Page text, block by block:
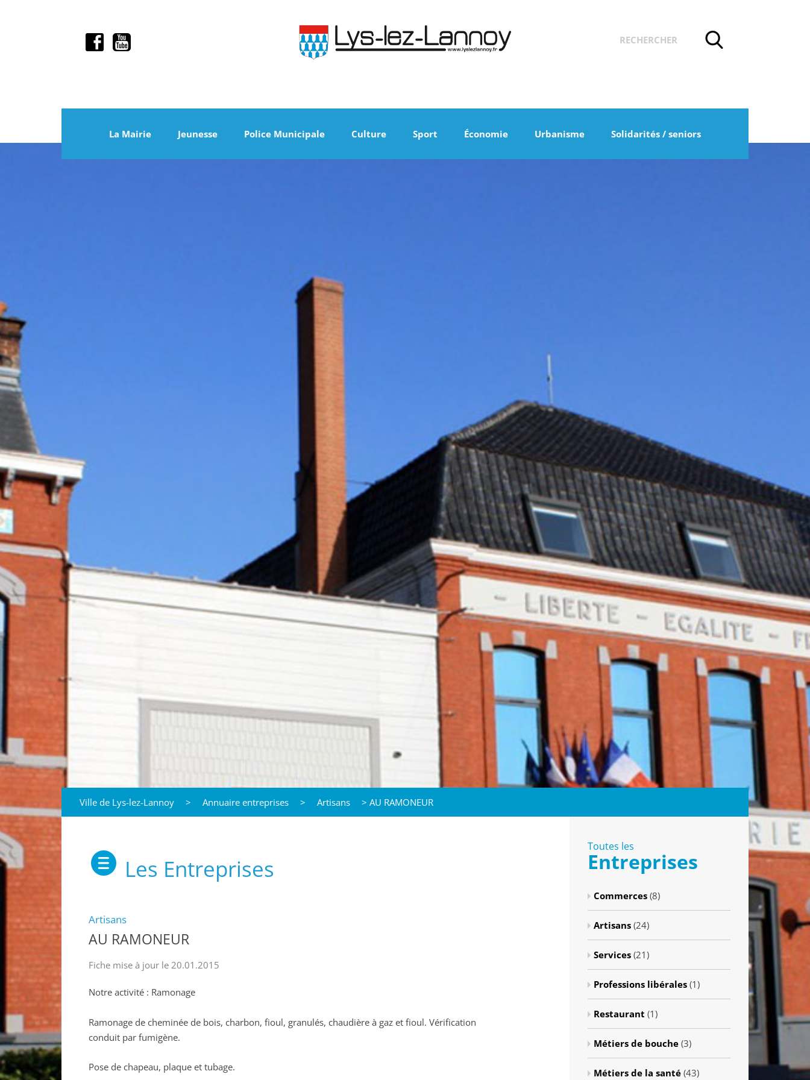
La Mairie Jeunesse Police Municipale Culture Sport Économie Urbanisme Solidarités / seniors
Ville de Lys-lez-Lannoy > Annuaire entreprises > Artisans > AU RAMONEUR
Les Entreprises
Artisans
AU RAMONEUR
Fiche mise à jour le 20.01.2015
Notre activité : Ramonage
Ramonage de cheminée de bois, charbon, fioul, granulés, chaudière à gaz et fioul. Vérification
conduit par fumigène.
Pose de chapeau, plaque et tubage.
Toutes les
Entreprises
Commerces (8)
Artisans (24)
Services (21)
Professions libérales (1)
Restaurant (1)
Métiers de bouche (3)
Métiers de la santé (43)